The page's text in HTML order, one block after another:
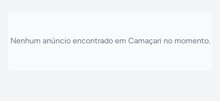
Nenhum anúncio encontrado em Camaçari no momento.